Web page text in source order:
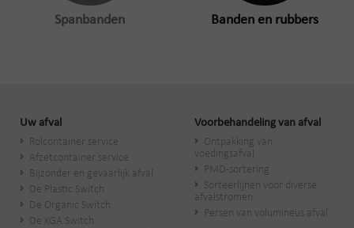
Spanbanden Banden en rubbers
Uw afval
Rolcontainer service
Afzetcontainer service
Bijzonder en gevaarlijk afval
De Plastic Switch
De Organic Switch
De KGA Switch
Voorbehandeling van afval
Ontpakking van
voedingsafval
PMD-sortering
Sorteerlijnen voor diverse
afvalstromen
Persen van volumineus afval